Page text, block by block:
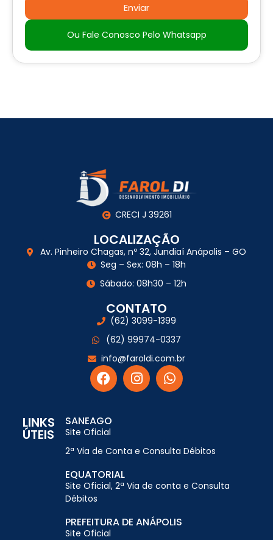
Enviar
Ou Fale Conosco Pelo Whatsapp
CRECI J 39261
LOCALIZAÇÃO
Av. Pinheiro Chagas, nº 32, Jundiaí Anápolis – GO
Seg – Sex: 08h – 18h
Sábado: 08h30 – 12h
CONTATO
(62) 3099-1399
(62) 99974-0337
info@faroldi.com.br
LINKS
ÚTEIS
SANEAGO
Site Oficial
2ª Via de Conta e Consulta Débitos
EQUATORIAL
Site Oficial, 2ª Via de conta e Consulta
Débitos
PREFEITURA DE ANÁPOLIS
Site Oficial